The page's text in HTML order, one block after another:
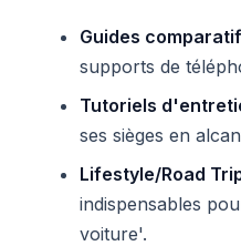
Guides
supports de
Tutoriels
ses sièges en
Lifestyle/Road
indispensables
voiture'.